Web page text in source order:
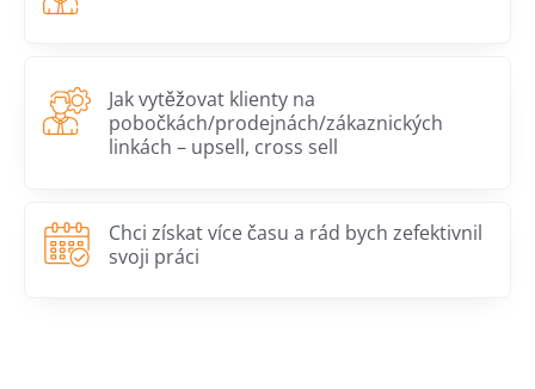
Jak vytěžovat klienty na
pobočkách/prodejnách/zákaznických
linkách – upsell, cross sell
Chci získat více času a rád bych zefektivnil
svoji práci